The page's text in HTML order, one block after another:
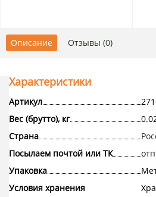
Описание Отзывы (0)
Характеристики
Артикул
Вес (брутто), кг
Страна
Посылаем почтой или ТК
Упаковка
Условия хранения